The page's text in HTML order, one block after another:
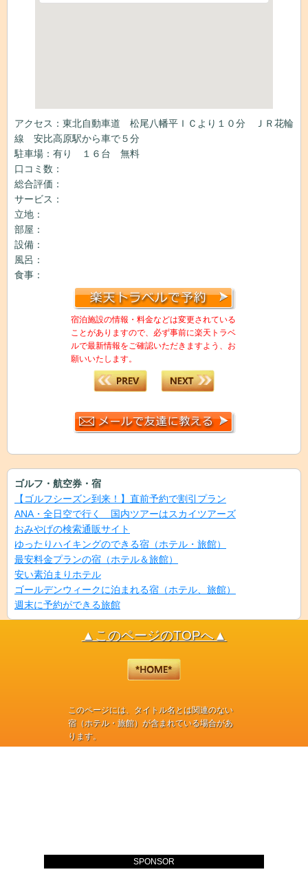
アクセス：東北自動車道 松尾八幡平ＩＣより１０分 ＪＲ花輪
線 安比高原駅から車で５分
駐車場：有り １６台 無料
口コミ数：
総合評価：
サービス：
立地：
部屋：
設備：
風呂：
食事：
宿泊施設の情報・料金などは変更されている
ことがありますので、必ず事前に楽天トラベ
ルで最新情報をご確認いただきますよう、お
願いいたします。
ゴルフ・航空券・宿
【ゴルフシーズン到来！】直前予約で割引プラン
ANA・全日空で行く 国内ツアーはスカイツアーズ
おみやげの検索通販サイト
ゆったりハイキングのできる宿（ホテル・旅館）
最安料金プランの宿（ホテル＆旅館）
安い素泊まりホテル
ゴールデンウィークに泊まれる宿（ホテル、旅館）
週末に予約ができる旅館
▲このページのTOPへ▲
このページには、タイトル名とは関連のない
宿（ホテル・旅館）が含まれている場合があ
ります。
SPONSOR